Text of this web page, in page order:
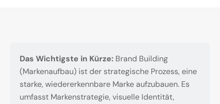
Das Wichtigste in Kürze: Brand Building
(Markenaufbau) ist der strategische Prozess, eine
starke, wiedererkennbare Marke aufzubauen. Es
umfasst Markenstrategie, visuelle Identität,